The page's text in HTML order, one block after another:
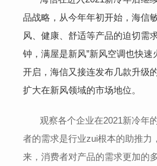
品战略，从今年年初开始，海信
风、健康、舒适等产品的迫切需
钟，满屋是新风”新风空调也快
开启，海信又接连发布几款升级
扩大在新风领域的市场地位。
观察各个企业在2021新冷年
者的需求是行业zui根本的助推力
来，消费者对产品的需求更加的